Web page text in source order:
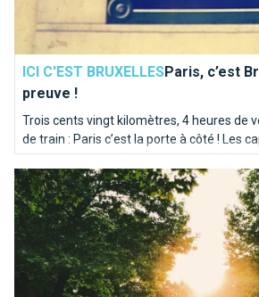
ICI C'EST BRUXELLESParis, c’est
preuve !
Trois cents vingt kilomètres, 4 heures de
de train : Paris c’est la porte à côté ! Les
belge partagent bien plus qu’une rivière
en bord de Seine sur les traces de la
Les meilleures façons de faire des